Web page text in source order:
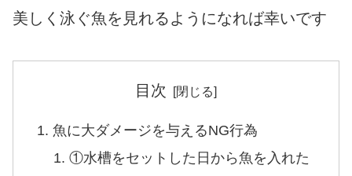
美しく泳ぐ魚を見れるようになれば幸いです
目次
魚に大ダメージを与えるNG行為
①水槽をセットした日から魚を入れた